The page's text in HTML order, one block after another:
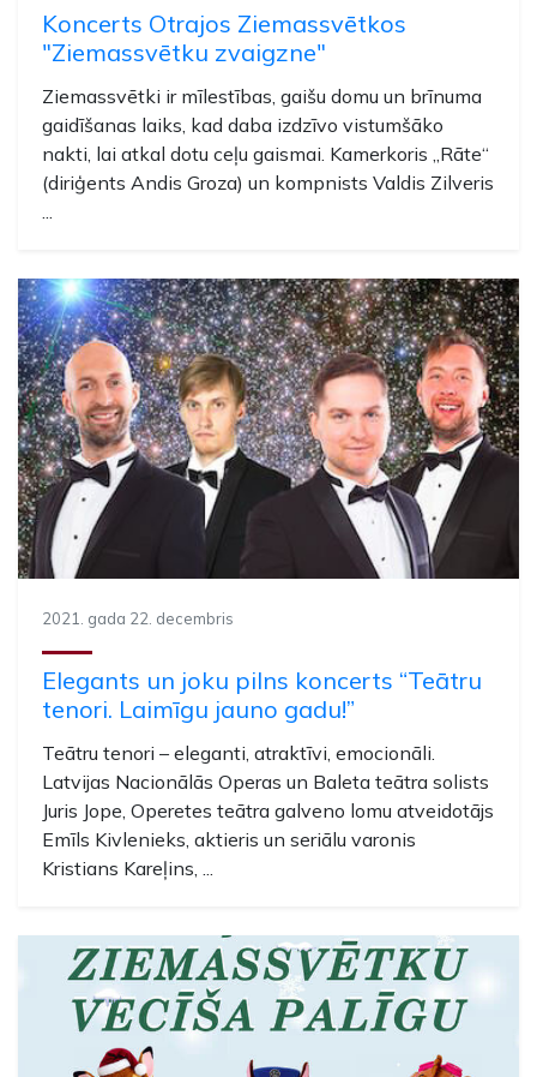
Koncerts Otrajos Ziemassvētkos
"Ziemassvētku zvaigzne"
Ziemassvētki ir mīlestības, gaišu domu un brīnuma
gaidīšanas laiks, kad daba izdzīvo vistumšāko
nakti, lai atkal dotu ceļu gaismai. Kamerkoris „Rāte“
(diriģents Andis Groza) un kompnists Valdis Zilveris
...
2021. gada 22. decembris
Elegants un joku pilns koncerts “Teātru
tenori. Laimīgu jauno gadu!”
Teātru tenori – eleganti, atraktīvi, emocionāli.
Latvijas Nacionālās Operas un Baleta teātra solists
Juris Jope, Operetes teātra galveno lomu atveidotājs
Emīls Kivlenieks, aktieris un seriālu varonis
Kristians Kareļins, ...